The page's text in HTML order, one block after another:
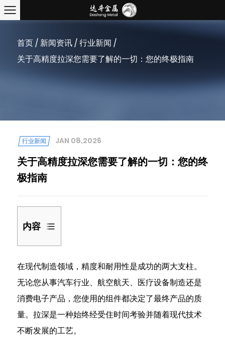
首页/新闻资讯/行业新闻 /
关于高精度拉深您需要了解的一切：您的终极指南
行业新闻 JAN 08,2026
关于高精度拉深您需要了解的一切：您的终
极指南
内容
1
什
么
是
拉
深
及
在现代制造领域，精度和耐用性是成功的两大支柱。
无论您从事汽车行业、航空航天、医疗设备制造还是
消费电子产品，您使用的组件都决定了最终产品的质
量。拉深是一种始终经受住时间考验并随着现代技术
不断发展的工艺。